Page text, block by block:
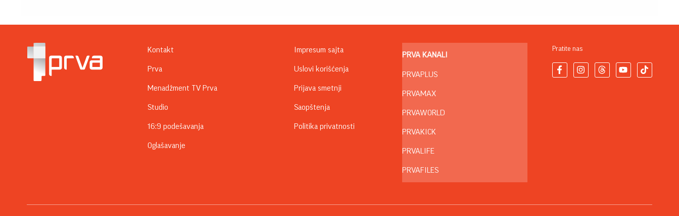
Kontakt
Prva
Menadžment TV Prva
Studio
16:9 podešavanja
Oglašavanje
Impresum sajta
Uslovi korišćenja
Prijava smetnji
Saopštenja
Politika privatnosti
PRVA KANALI
PRVAPLUS
PRVAMAX
PRVAWORLD
PRVAKICK
PRVALIFE
PRVAFILES
Pratite nas